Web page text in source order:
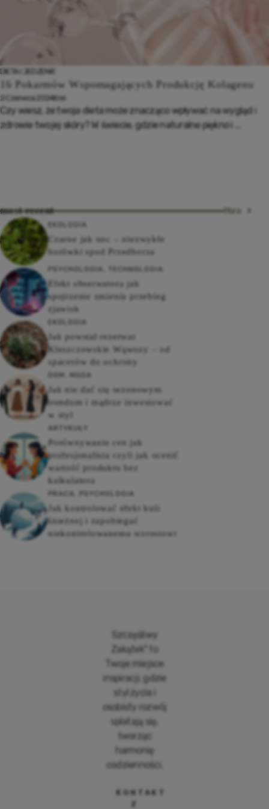
DIETA I JEDZENIE
16 Pokarmów Wspomagających Produkcję Kolagenu
2 Czerwca 2024Krei
Czy wiesz, że twoja dieta może znacząco wpływać na wygląd i
zdrowie twojej skóry? W świecie, gdzie naturalne piękno i ...
most recent More
EKOLOGIA
Czarne jak noc – niezwykłe
borówki spod Przedborza
PSYCHOLOGIA TECHNOLOGIA
Efekt obserwatora jak
spojrzenie zmienia przebieg
zjawisk
EKOLOGIA
Jak powstał rezerwat
Kleszczowskie Wąwozy – od
spacerów do ochrony
DOM MODA
Jak nie dać się sezonowym
trendom i mądrze inwestować
w styl
ARTYKUŁY
Porównywanie cen jak
profesjonalista czyli jak ocenić
wartość produktu bez
kalkulatora
PRACA PSYCHOLOGIA
Jak kontrolować efekt kuli
śnieżnej i zapobiegać
niekontrolowanemu wzrostowi
Szczęśliwy
Zakątek" to
Twoje miejsce
inspiracji, gdzie
styl życia i
osobisty rozwój
splatają się,
tworząc
harmonię
codzienności.
KONTAKT